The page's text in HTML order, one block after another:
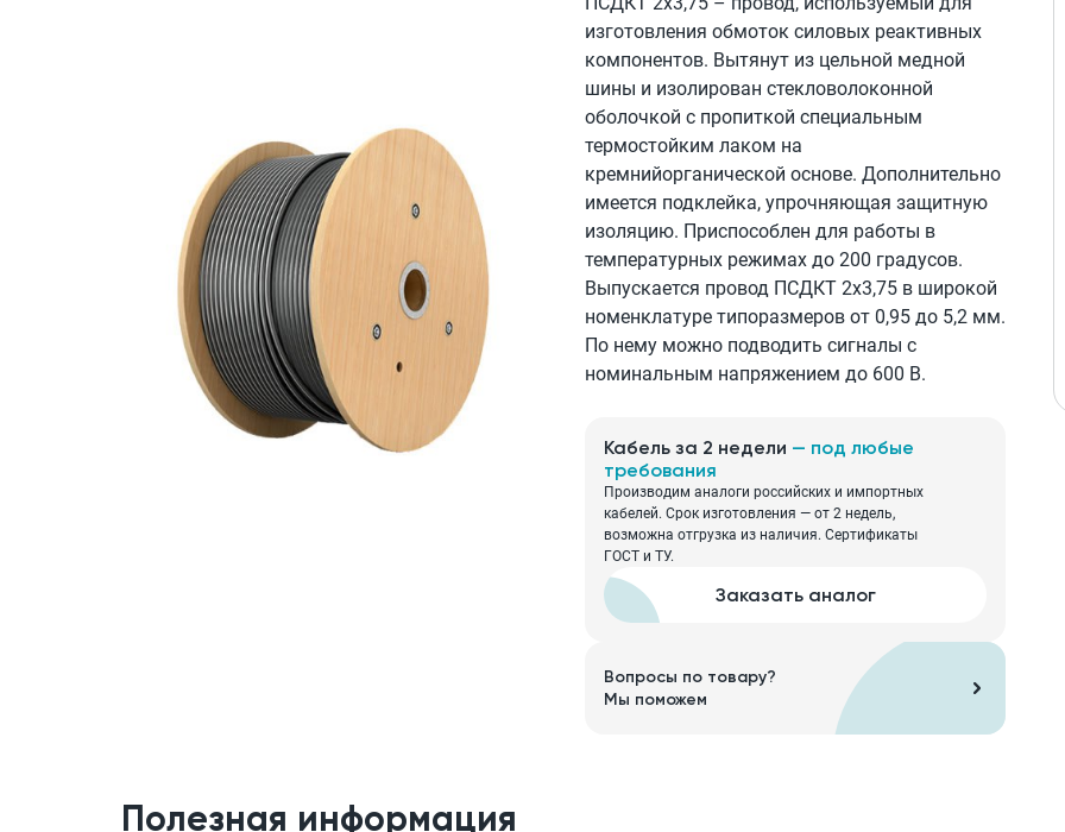
изготовления обмоток силовых реактивных
компонентов. Вытянут из цельной медной
шины и изолирован стекловолоконной
оболочкой с пропиткой специальным
термостойким лаком на
кремнийорганической основе. Дополнительно
имеется подклейка, упрочняющая защитную
изоляцию. Приспособлен для работы в
температурных режимах до 200 градусов.
Выпускается провод ПСДКТ 2x3,75 в широкой
номенклатуре типоразмеров от 0,95 до 5,2 мм.
По нему можно подводить сигналы с
номинальным напряжением до 600 В.
Кабель за 2 недели — под любые
требования
Производим аналоги российских и импортных
кабелей. Срок изготовления — от 2 недель,
возможна отгрузка из наличия. Сертификаты
ГОСТ и ТУ.
Заказать аналог
Вопросы по товару?
Мы поможем
Полезная информация